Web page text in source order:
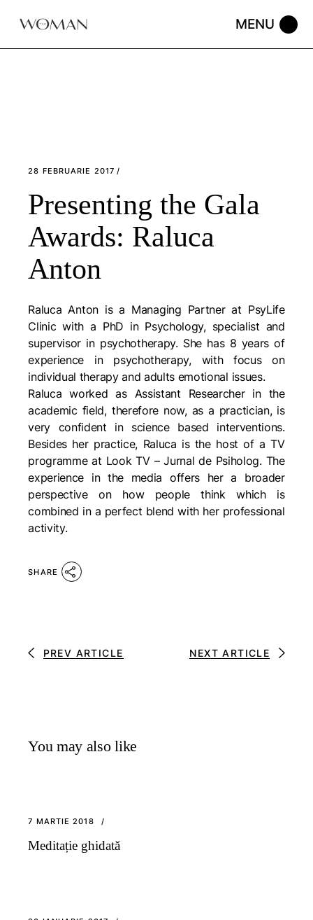
28 FEBRUARIE 2017
Presenting the Gala
Awards: Raluca
Anton
Raluca Anton is a Managing Partner at PsyLife
Clinic with a PhD in Psychology, specialist and
supervisor in psychotherapy. She has 8 years of
experience in psychotherapy, with focus on
individual therapy and adults emotional issues.
Raluca worked as Assistant Researcher in the
academic field, therefore now, as a practician, is
very confident in science based interventions.
Besides her practice, Raluca is the host of a TV
programme at Look TV – Jurnal de Psiholog. The
experience in the media offers her a broader
perspective on how people think which is
combined in a perfect blend with her professional
activity.
SHARE
PREV ARTICLE NEXT ARTICLE
You may also like
7 MARTIE 2018
Meditație ghidată